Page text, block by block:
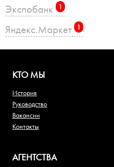
Экспобанк 1
Яндекс.Маркет 1
КТО МЫ
История
Руководство
Вакансии
Контакты
АГЕНТСТВА